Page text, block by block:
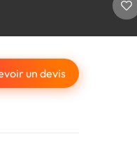
un devis